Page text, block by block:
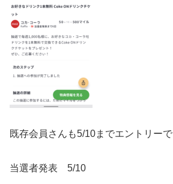
既存会員さんも5/10までエントリーで
当選者発表 5/10